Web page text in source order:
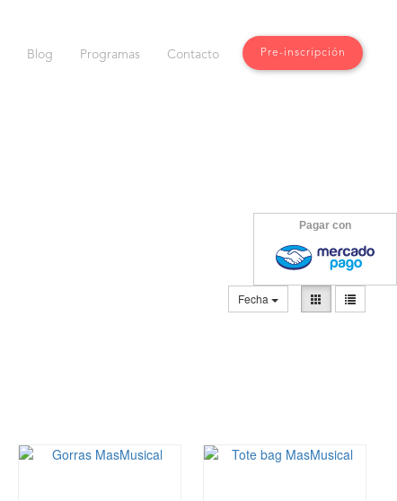
Blog Programas Contacto Pre-inscripción
Pagar con
Fecha